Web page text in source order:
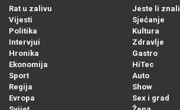
Rat u zalivu
Vijesti
Politika
Intervjui
Hronika
Ekonomija
Sport
Regija
Evropa
Jeste li znali
Sjećanje
Kultura
Zdravlje
Gastro
HiTec
Auto
Show
Sex i grad